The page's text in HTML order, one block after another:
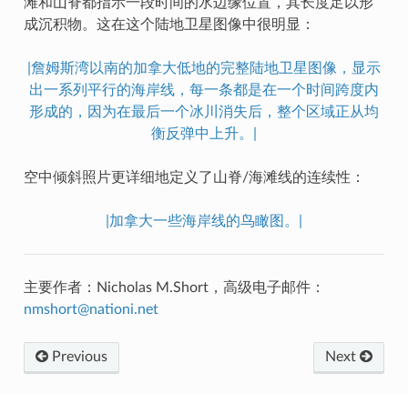
成沉积物。这在这个陆地卫星图像中很明显：
|詹姆斯湾以南的加拿大低地的完整陆地卫星图像，显示
出一系列平行的海岸线，每一条都是在一个时间跨度内
形成的，因为在最后一个冰川消失后，整个区域正从均
衡反弹中上升。|
空中倾斜照片更详细地定义了山脊/海滩线的连续性：
|加拿大一些海岸线的鸟瞰图。|
主要作者：Nicholas M.Short，高级电子邮件：
nmshort@nationi.net
Next
Previous